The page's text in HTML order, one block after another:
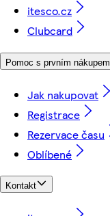
itesco.cz
Clubcard
Pomoc s prvním nákupem
Jak nakupovat
Registrace
Rezervace času
Oblíbené
Kontakt